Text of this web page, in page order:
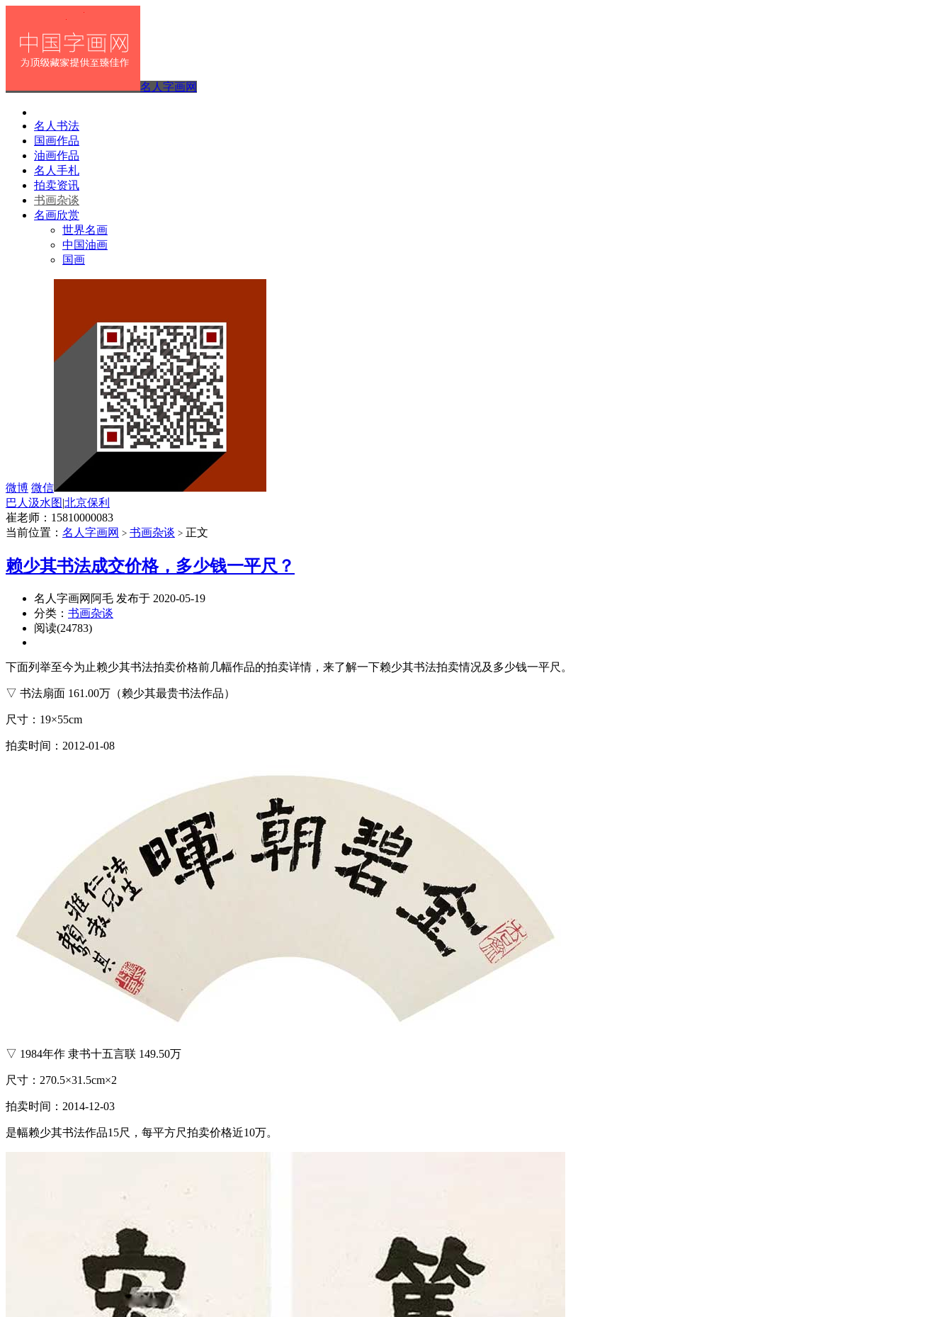
名人字画网
名人书法
国画作品
油画作品
名人手札
拍卖资讯
书画杂谈
名画欣赏
世界名画
中国油画
国画
微博 微信
巴人汲水图|北京保利
崔老师：15810000083
当前位置： 名人字画网 > 书画杂谈 > 正文
赖少其书法成交价格，多少钱一平尺？
名人字画网阿毛 发布于 2020-05-19
分类： 书画杂谈
阅读(24783)
下面列举至今为止赖少其书法拍卖价格前几幅作品的拍卖详情，来了解一下赖少其书法拍卖情况及多少钱一平尺。
▽ 书法扇面 161.00万（赖少其最贵书法作品）
尺寸：19×55cm
拍卖时间：2012-01-08
▽ 1984年作 隶书十五言联 149.50万
尺寸：270.5×31.5cm×2
拍卖时间：2014-12-03
是幅赖少其书法作品15尺，每平方尺拍卖价格近10万。